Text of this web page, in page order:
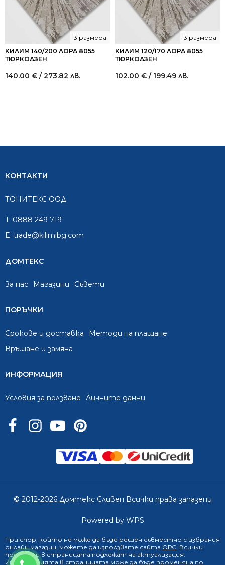
0888 249 719
КИЛИМ 140/200 ЛОРА 8055
ТЮРКОАЗЕН
3 размера
140.00 € / 273.82 лв.
КИЛИМ 120/170 ЛОРА 8055
ТЮРКОАЗЕН
3 размера
102.00 € / 199.49 лв.
КОНТАКТИ
ТОНИТЕКС ООД
T: 0888 249 719
E: trade@kilimibg.com
ДОМТЕКС
За нас Mагазини Съвети
ПОРЪЧКИ
Срокове и доставка
Методи на плащане
Връщане и замяна
ИНФОРМАЦИЯ
Условия за ползване Личните данни
© 2012-2026 Домтекс Сливен Всички права запазени
Powered by WPS
При спор, който не може да бъде решен съвместно с избрания
онлайн магазин, можете да използвате сайта ОРС. Всички
продукти в страницата подлежат на актуализация.
Информацията в страницата може да бъде променяна по